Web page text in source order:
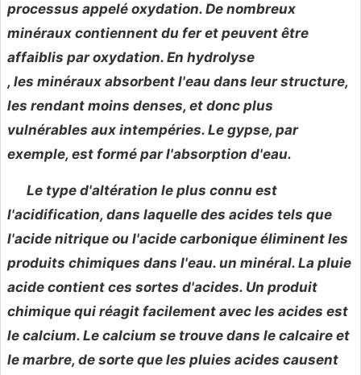
processus appelé oxydation. De nombreux
minéraux contiennent du fer et peuvent être
affaiblis par oxydation. En hydrolyse
, les minéraux absorbent l'eau dans leur structure,
les rendant moins denses, et donc plus
vulnérables aux intempéries. Le gypse, par
exemple, est formé par l'absorption d'eau.
Le type d'altération le plus connu est
l'acidification, dans laquelle des acides tels que
l'acide nitrique ou l'acide carbonique éliminent les
produits chimiques dans l'eau. un minéral. La pluie
acide contient ces sortes d'acides. Un produit
chimique qui réagit facilement avec les acides est
le calcium. Le calcium se trouve dans le calcaire et
le marbre, de sorte que les pluies acides causent